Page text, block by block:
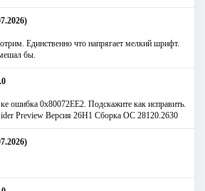
Единственно что напрягает мелкий шрифт.
бы.
ошибка 0х80072EE2. Подскажите как исправить.
Preview Версия 26H1 Сборка ОС 28120.2630